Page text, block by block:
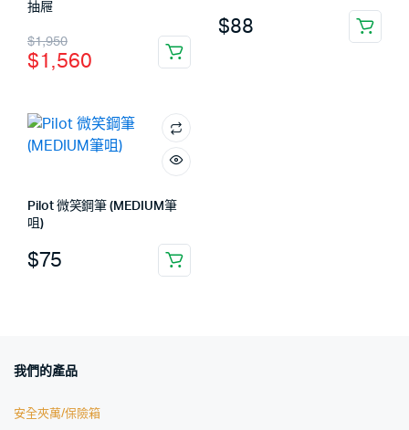
抽屜
$1,950
$1,560
$88
Pilot 微笑鋼筆 (MEDIUM筆
咀)
$75
我們的產品
安全夾萬/保險箱